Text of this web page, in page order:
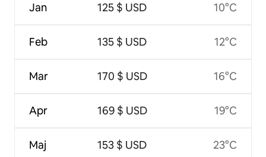
Jan
Feb
Mar
Apr
Maj
125 $ USD
135 $ USD
170 $ USD
169 $ USD
153 $ USD
10°C
12°C
16°C
19°C
23°C